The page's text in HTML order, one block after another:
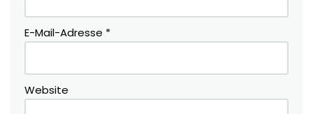
E-Mail-Adresse *
Website